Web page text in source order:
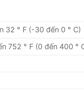
32 ° F (-30 đến 0 ° C)
752 ° F (0 đến 400 °